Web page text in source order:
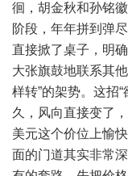
徊，胡金秋和孙铭
阶段，年年拼到弹
直接掀了桌子，明
大张旗鼓地联系其
样转”的架势。这招
久，风向直接变了
美元这个价位上愉
面的门道其实非常